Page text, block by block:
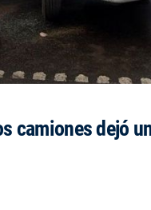
camiones dejó